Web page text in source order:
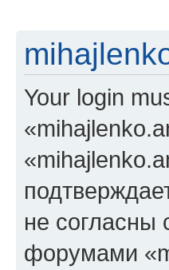
Your login
не согласны
форумами